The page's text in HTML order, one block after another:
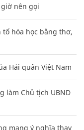
nên gọi
tố hóa học bằng thơ,
Hải quân Việt Nam
làm Chủ tịch UBND
mang ý nghĩa thay